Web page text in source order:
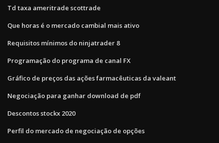
Td taxa ameritrade scottrade
Que horas é o mercado cambial mais ativo
Requisitos mínimos do ninjatrader 8
Programação do programa de canal FX
Gráfico de preços das ações farmacêuticas da valeant
Negociação para ganhar download de pdf
Descontos stockx 2020
Perfil do mercado de negociação de opções